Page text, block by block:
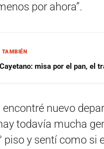
por ahora”.
TAMBIÉN
misa por el pan, el
encontré nuevo
todavía mucha
piso y sentí como si